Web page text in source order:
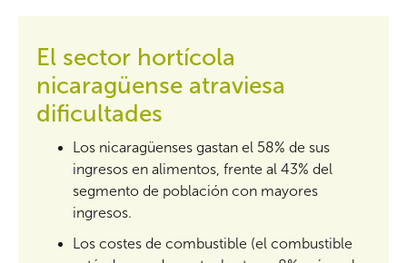
El sector hortícola
nicaragüense atraviesa
dificultades
Los nicaragüenses gastan el 58% de sus
ingresos en alimentos, frente al 43% del
segmento de población con mayores
ingresos.
Los costes de combustible (el combustible